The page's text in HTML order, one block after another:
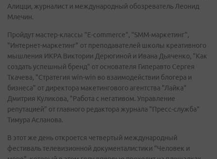
Алицци, журналист и международный обозреватель Леонид
Млечин.
Пройдут мастер-классы "E-commerce", "SMM-маркетинг",
"Интернет-маркетинг" от преподавателей школы креативного
мышления ИКРА Виктории Дерюгиной и Ивана Дьяченко, "Как
создать успешный бренд" от основателя Гиперавто Сергея
Ткачева, "Стратегия win-win во взаимодействии блогера и
бизнеса" от директора макетингового агентства "Лайка"
Дмитрия Куликова, "Работа с негативом. Управление
репутацией" от главного редактора журнала "Пресс-служба"
Тимура Асланова.
В этот же день откроется четвертый международный
фестиваль телевизионной документалистики "Человек и